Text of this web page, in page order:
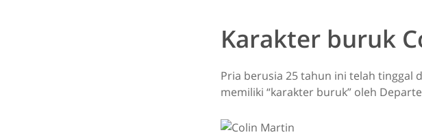
Karakter buruk
Pria berusia 25 tahun ini telah tinggal
memiliki “karakter buruk” oleh